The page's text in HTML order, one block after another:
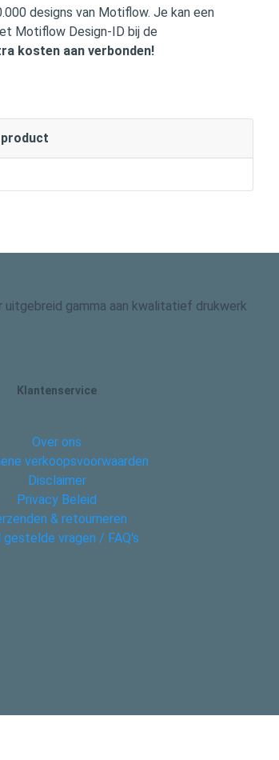
designs van Motiflow. Je kan een
Motiflow Design-ID bij de
kosten aan verbonden!
gamma aan kwalitatief drukwerk
Klantenservice
Over ons
verkoopsvoorwaarden
Disclaimer
Privacy Beleid
& retourneren
gestelde vragen / FAQ's